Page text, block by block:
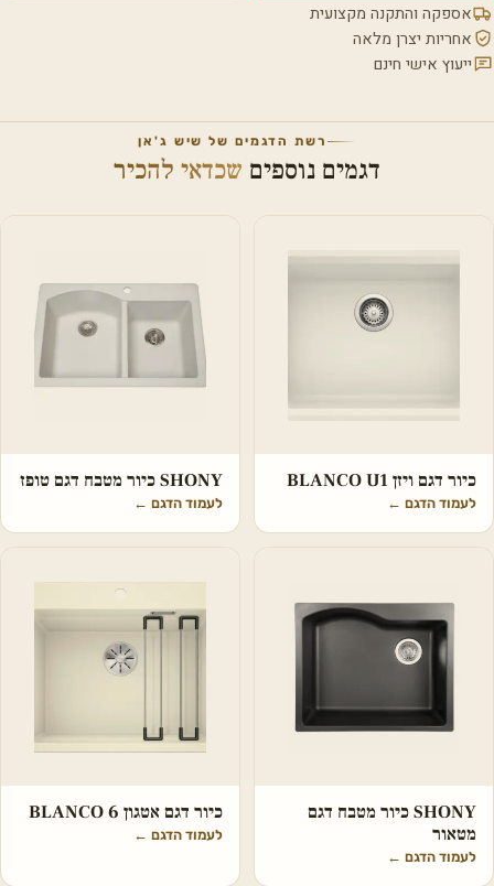
אספקה והתקנה מקצועית
אחריות יצרן מלאה
ייעוץ אישי חינם
רשת הדגמים של שיש ג'אן
דגמים נוספים שכדאי להכיר
כיור דגם ויזן BLANCO U1
לעמוד הדגם ←
SHONY כיור מטבח דגם טופז
לעמוד הדגם ←
SHONY כיור מטבח דגם
מטאור
לעמוד הדגם ←
כיור דגם אטגון BLANCO 6
לעמוד הדגם ←